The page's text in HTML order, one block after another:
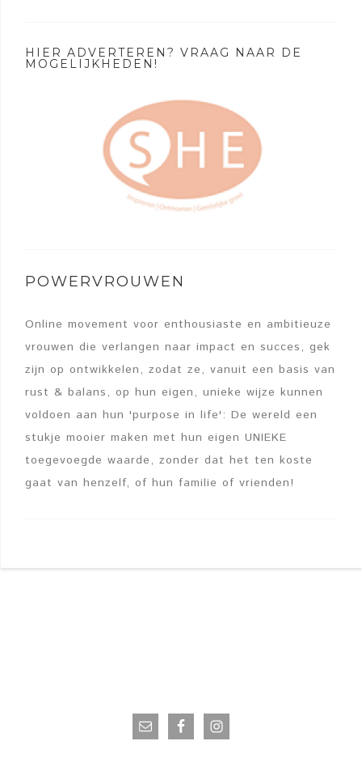
HIER ADVERTEREN? VRAAG NAAR DE
MOGELIJKHEDEN!
POWERVROUWEN
Online movement voor enthousiaste en ambitieuze
vrouwen die verlangen naar impact en succes, gek
zijn op ontwikkelen, zodat ze, vanuit een basis van
rust & balans, op hun eigen, unieke wijze kunnen
voldoen aan hun 'purpose in life': De wereld een
stukje mooier maken met hun eigen UNIEKE
toegevoegde waarde, zonder dat het ten koste
gaat van henzelf, of hun familie of vrienden!